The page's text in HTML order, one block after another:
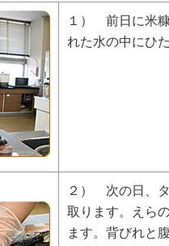
１） 前日に米
れた水の中にひ
２） 次の日、
取ります。えら
ます。背びれと